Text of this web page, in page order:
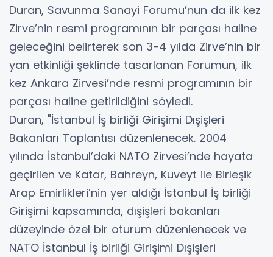
Duran, Savunma Sanayi Forumu’nun da ilk kez
Zirve’nin resmi programının bir parçası haline
geleceğini belirterek son 3-4 yılda Zirve’nin bir
yan etkinliği şeklinde tasarlanan Forumun, ilk
kez Ankara Zirvesi’nde resmi programının bir
parçası haline getirildiğini söyledi.
Duran, "İstanbul İş birliği Girişimi Dışişleri
Bakanları Toplantısı düzenlenecek. 2004
yılında İstanbul’daki NATO Zirvesi’nde hayata
geçirilen ve Katar, Bahreyn, Kuveyt ile Birleşik
Arap Emirlikleri’nin yer aldığı İstanbul İş birliği
Girişimi kapsamında, dışişleri bakanları
düzeyinde özel bir oturum düzenlenecek ve
NATO İstanbul İş birliği Girişimi Dışişleri